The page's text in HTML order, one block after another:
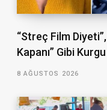
“Streç Film
Kapanı” Gibi
8 AĞUSTOS 2026